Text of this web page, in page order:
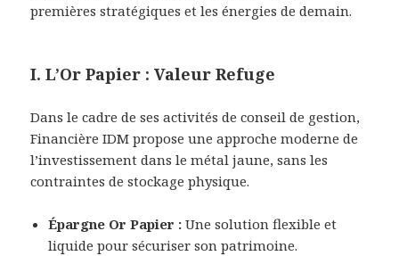
premières stratégiques et les énergies de demain.
I. L’Or Papier : Valeur Refuge
Dans le cadre de ses activités de conseil de gestion,
Financière IDM propose une approche moderne de
l’investissement dans le métal jaune, sans les
contraintes de stockage physique.
Épargne Or Papier : Une solution flexible et
liquide pour sécuriser son patrimoine.